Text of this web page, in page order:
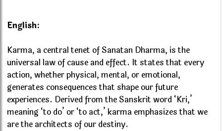
English:
Karma, a central tenet of Sanatan Dharma, is the
universal law of cause and effect. It states that every
action, whether physical, mental, or emotional,
generates consequences that shape our future
experiences. Derived from the Sanskrit word ‘Kri,’
meaning ‘to do’ or ‘to act,’ karma emphasizes that we
are the architects of our destiny.